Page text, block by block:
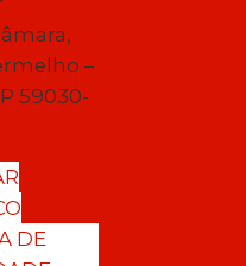
–
59030-
DE